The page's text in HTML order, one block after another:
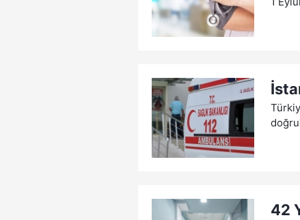
42